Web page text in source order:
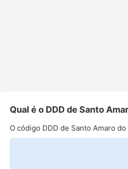
Qual é o DDD de Santo
O código DDD de Santo Amaro